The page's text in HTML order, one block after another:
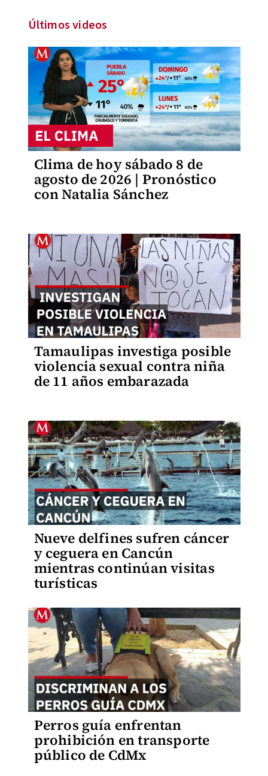
Últimos videos
Clima de hoy sábado 8 de
agosto de 2026 | Pronóstico
con Natalia Sánchez
Tamaulipas investiga posible
violencia sexual contra niña
de 11 años embarazada
Nueve delfines sufren cáncer
y ceguera en Cancún
mientras continúan visitas
turísticas
Perros guía enfrentan
prohibición en transporte
público de CdMx